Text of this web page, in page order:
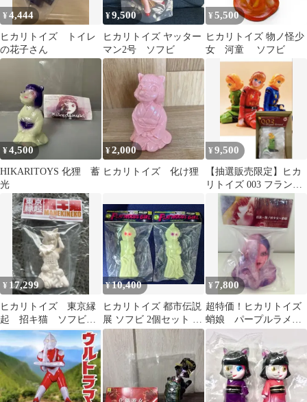
¥4,444
ヒカリトイズ トイレ
の花子さん
¥9,500
ヒカリトイズ ヤッター
マン2号 ソフビ
¥ 5,500
ヒカリトイズ 物ノ怪少
女 河童 ソフビ
¥4,500
HIKARITOYS 化狸 蓄
光
¥2,000
ヒカリトイズ 化け狸
¥9,500
【抽選販売限定】ヒカ
リトイズ 003 フランソ
ワーズ（緑）サイボー
グ009
¥ 17,299
ヒカリトイズ 東京縁
起 招キ猫 ソフビ
未彩色
¥10,400
ヒカリトイズ 都市伝説
展 ソフビ 2個セット フ
ラットウッズガール 蓄
¥ 7,800
超特価！ヒカリトイズ
蛸娘 パープルラメ入
り くだん 女郎蜘
蛛 インディーズ